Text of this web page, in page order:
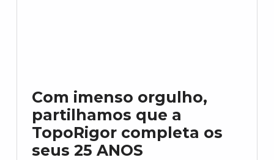
Com imenso orgulho,
partilhamos que a
TopoRigor completa os
seus 25 ANOS